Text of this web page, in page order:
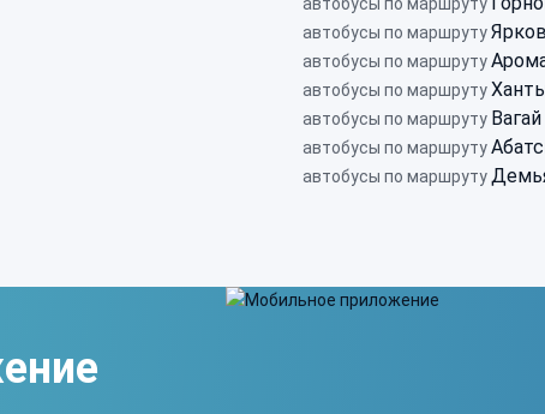
автобусы по маршруту
автобусы по маршруту
автобусы по маршруту
автобусы по маршруту
автобусы по маршруту
автобусы по маршруту